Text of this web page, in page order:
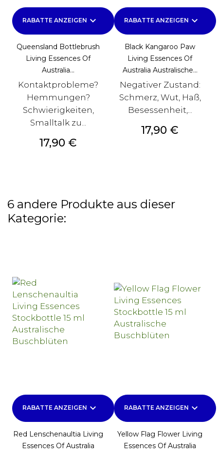
RABATTE ANZEIGEN keyboard_arrow_down
Queensland Bottlebrush
Living Essences Of
Australia...
Kontaktprobleme?
Hemmungen?
Schwierigkeiten,
Smalltalk zu...
Preis
17,90 €
RABATTE ANZEIGEN keyboard_arrow_down
Black Kangaroo Paw
Living Essences Of
Australia Australische...
Negativer Zustand:
Schmerz, Wut, Haß,
Besessenheit,...
Preis
17,90 €
6 andere Produkte aus dieser
Kategorie:
RABATTE ANZEIGEN keyboard_arrow_down
Red Lenschenaultia Living
Essences Of Australia
RABATTE ANZEIGEN keyboard_arrow_down
Yellow Flag Flower Living
Essences Of Australia